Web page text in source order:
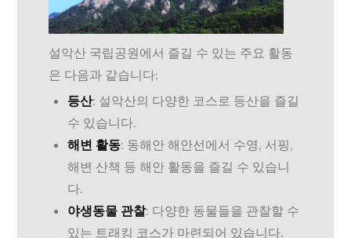
설악산 국립공원에서 즐길 수 있는 주요 활동
은 다음과 같습니다:
등산: 설악산의 다양한 코스로 등산을 즐길
수 있습니다.
해변 활동: 동해안 해안선에서 수영, 서핑,
해변 산책 등 해안 활동을 즐길 수 있습니
다.
야생동물 관찰: 다양한 동물들을 관찰할 수
있는 트래킹 코스가 마련되어 있습니다.